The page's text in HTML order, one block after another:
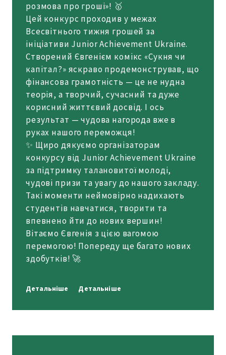
розмова про гроші»! 🥇
Цей конкурс проходив у межах
Всесвітнього тижня грошей за
ініціативи Junior Achievement Ukraine.
Створений Євгенієм комікс «Сукня чи
капітал?» яскраво продемонстрував, що
фінансова грамотність — це не нудна
теорія, а творчий, сучасний та дуже
корисний життєвий досвід. І ось
результат — чудова нагорода вже в
руках нашого переможця!
✨ Щиро дякуємо організаторам
конкурсу від Junior Achievement Ukraine
за підтримку талановитої молоді,
чудові призи та увагу до нашого закладу.
Такі моменти неймовірно надихають
студентів навчатися, творити та
впевнено йти до нових вершин!
Вітаємо Євгенія з цією вагомою
перемогою! Попереду ще багато нових
здобутків! 🚀
Детальніше Детальніше